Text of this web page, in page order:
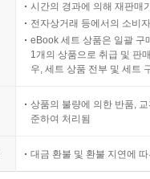
시간의 경과에 의해 재판매
전자상거래 등에서의 소비
eBook 세트 상품은 일괄 구
1개의 상품으로 취급 및 판
우, 세트 상품 전부 및 세트
상품의 불량에 의한 반품,
준하여 처리됨
대금 환불 및 환불 지연에